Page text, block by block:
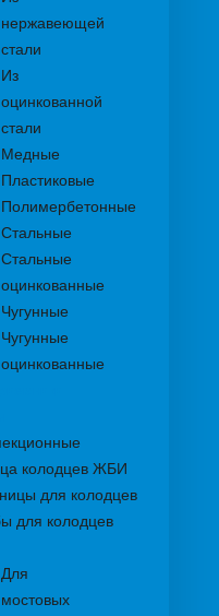
нержавеющей
стали
Из
оцинкованной
стали
Медные
Пластиковые
Полимербетонные
Стальные
Стальные
оцинкованные
Чугунные
Чугунные
оцинкованные
колодцев ЖБИ
для колодцев
для колодцев
Для
мостовых